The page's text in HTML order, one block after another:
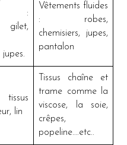
:
Vêtements fluides
: robes,
chemisiers, jupes,
pantalon
tissus
lin
Tissus chaîne et
trame comme la
viscose, la soie,
crêpes,
popeline….etc..